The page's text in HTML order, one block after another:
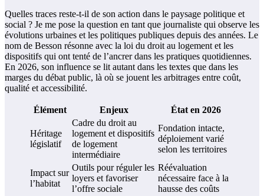
Quelles traces reste-t-il de son action dans le paysage politique et
social ? Je me pose la question en tant que journaliste qui observe les
évolutions urbaines et les politiques publiques depuis des années. Le
nom de Besson résonne avec la loi du droit au logement et les
dispositifs qui ont tenté de l’ancrer dans les pratiques quotidiennes.
En 2026, son influence se lit autant dans les textes que dans les
marges du débat public, là où se jouent les arbitrages entre coût,
qualité et accessibilité.
Élément Enjeux État en 2026
Héritage
législatif
Cadre du droit au
logement et dispositifs
de logement
intermédiaire
Fondation intacte,
déploiement varié
selon les territoires
Impact sur
l’habitat
Outils pour réguler les
loyers et favoriser
l’offre sociale
Réévaluation
nécessaire face à la
hausse des coûts